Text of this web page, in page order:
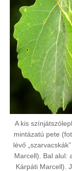
A kis
mintázatú pete
lévő
Marcell). Bal alul:
Kárpáti Marcell).